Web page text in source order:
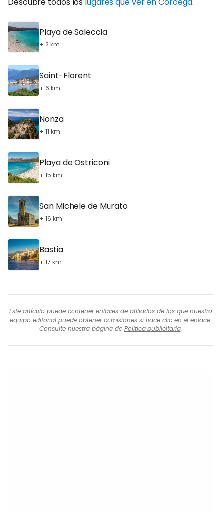
Playa de Saleccia
+ 2 km
Saint-Florent
+ 6 km
Nonza
+ 11 km
Playa de Ostriconi
+ 15 km
San Michele de Murato
+ 16 km
Bastia
+ 17 km
Este artículo puede contener enlaces de afiliados de los que nuestro
equipo editorial puede obtener comisiones si hace clic en el enlace.
Consulte nuestra página de Política publicitaria.